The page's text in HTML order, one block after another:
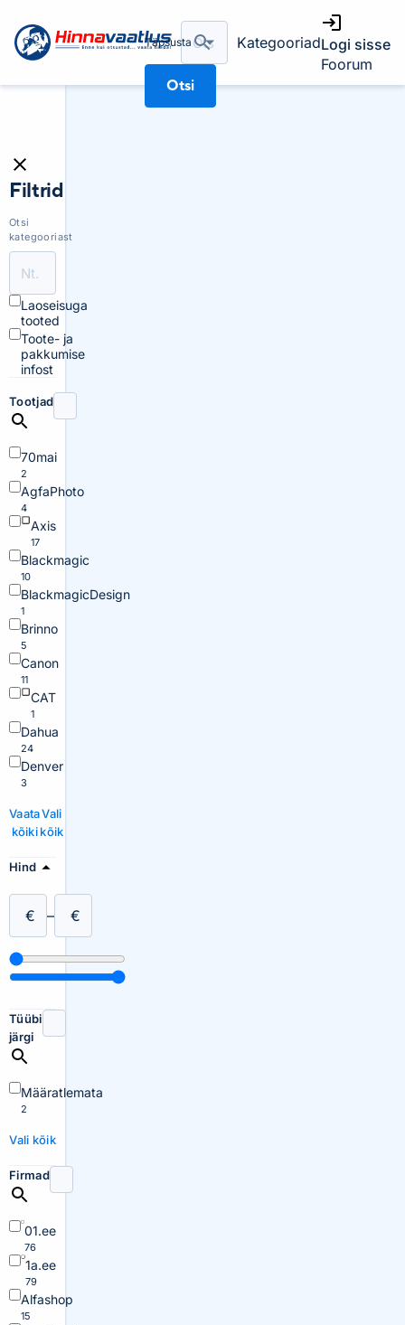
Täpsusta
Otsi
KategooriadLogi sisse
Foorum
Filtrid
Otsi
kategooriast
Laoseisuga
tooted
Toote- ja
pakkumise
infost
Tootjad
70mai
2
AgfaPhoto
4
Axis
17
Blackmagic
10
BlackmagicDesign
1
Brinno
5
Canon
11
CAT
1
Dahua
24
Denver
3
Vaata
kõiki
Vali
kõik
Hind
€ – €
Tüübi
järgi
Määratlemata
2
Vali kõik
Firmad
01.ee
76
1a.ee
79
Alfashop
15